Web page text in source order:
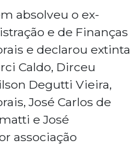
absolveu o ex-
e de Finanças
e declarou extinta
Caldo, Dirceu
Degutti Vieira,
José Carlos de
e José
associação